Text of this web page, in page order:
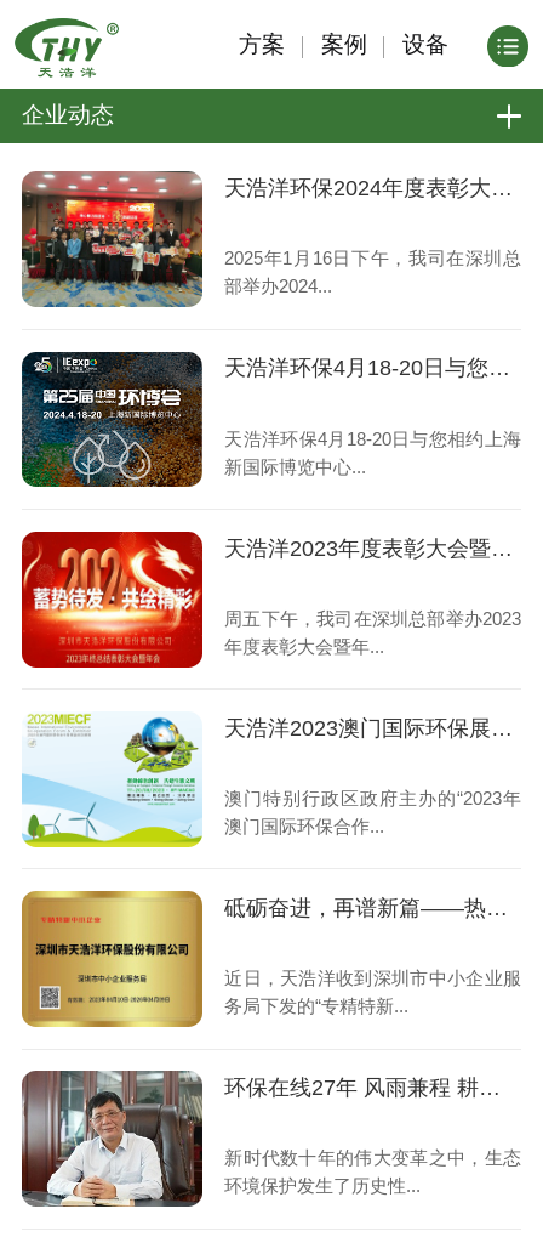
方案 案例 设备
企业动态
天浩洋环保2024年度表彰大会圆满落幕
2025年1月16日下午，我司在深圳总
部举办2024...
天浩洋环保4月18-20日与您相约上海新国际博览中心亚洲旗舰环保展
天浩洋环保4月18-20日与您相约上海
新国际博览中心...
天浩洋2023年度表彰大会暨年会圆满举办！
周五下午，我司在深圳总部举办2023
年度表彰大会暨年...
天浩洋2023澳门国际环保展圆满收官
澳门特别行政区政府主办的“2023年
澳门国际环保合作...
砥砺奋进，再谱新篇——热烈祝贺我司荣获“专精特新”企业荣誉称号！
近日，天浩洋收到深圳市中小企业服
务局下发的“专精特新...
环保在线27年 风雨兼程 耕耘不息
新时代数十年的伟大变革之中，生态
环境保护发生了历史性...